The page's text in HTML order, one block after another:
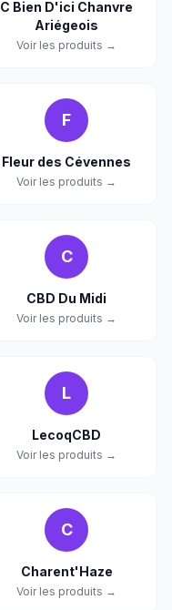
C Bien D'ici Chanvre
Ariégeois
Voir les produits →
F
Fleur des Cévennes
Voir les produits →
C
CBD Du Midi
Voir les produits →
L
LecoqCBD
Voir les produits →
C
Charent'Haze
Voir les produits →